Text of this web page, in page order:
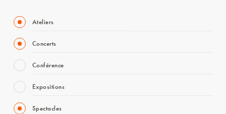
Ateliers
Concerts
Conférence
Expositions
Spectacles